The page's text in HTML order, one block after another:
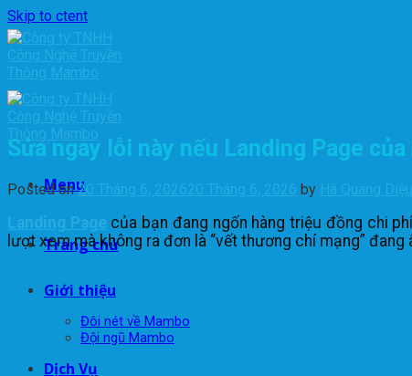
Skip to ctent
Menu
Trang chủ
Giới thiệu
Đôi nét về Mambo
Đội ngũ Mambo
Dịch Vụ
Sửa ngay lỗi này nếu Landing Page
Posted on20 Tháng 6, 202620 Tháng 6, 2026 by Hà Quang Diệu
Landing Page của bạn đang ngốn hàng triệu đồng chi
lượt xem mà không ra đơn là “vết thương chí mạng”